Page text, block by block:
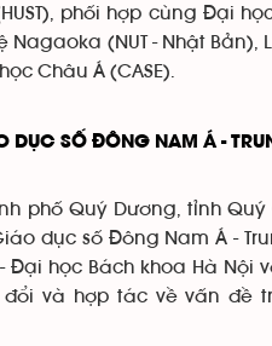
phối hợp cùng Đại
(NUT - Nhật Bản),
Châu Á (CASE).
DỤC SỐ ĐÔNG NAM Á -
phố Quý Dương, tỉnh
dục số Đông Nam Á -
Đại học Bách khoa Hà Nội
đổi và hợp tác về vấn đề